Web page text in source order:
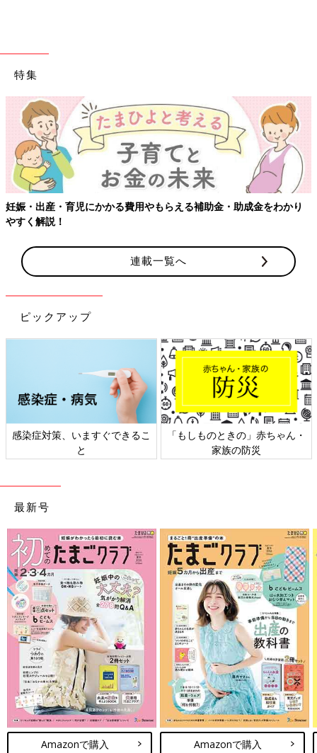
特集
妊娠・出産・育児にかかる費用やもらえる補助金・助成金をわかり
やすく解説！
連載一覧へ
ピックアップ
感染症対策、いますぐできるこ
と
「もしものときの」赤ちゃん・
家族の防災
最新号
Amazonで購入 Amazonで購入